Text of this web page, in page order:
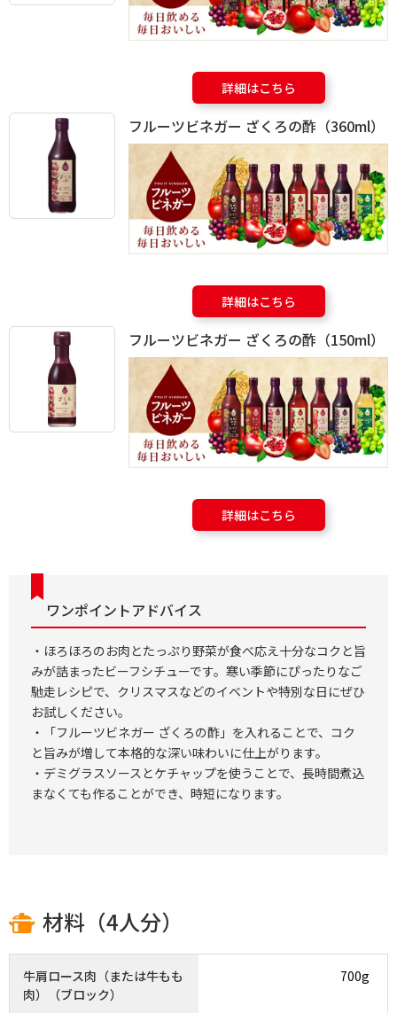
詳細はこちら
フルーツビネガー ざくろの酢（360ml）
詳細はこちら
フルーツビネガー ざくろの酢（150ml）
詳細はこちら
ワンポイントアドバイス
・ほろほろのお肉とたっぷり野菜が食べ応え十分なコクと旨
みが詰まったビーフシチューです。寒い季節にぴったりなご
馳走レシピで、クリスマスなどのイベントや特別な日にぜひ
お試しください。
・「フルーツビネガー ざくろの酢」を入れることで、コク
と旨みが増して本格的な深い味わいに仕上がります。
・デミグラスソースとケチャップを使うことで、長時間煮込
まなくても作ることができ、時短になります。
材料（4人分）
牛肩ロース肉（または牛もも
肉）（ブロック）
700g